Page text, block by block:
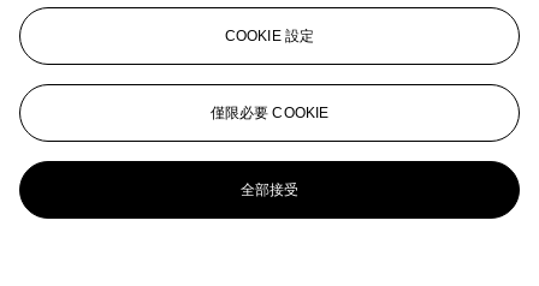
COOKIE 設定
僅限必要 COOKIE
全部接受